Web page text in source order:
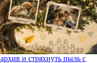
и стряхнуть пыль с